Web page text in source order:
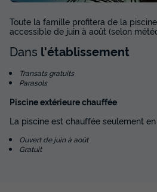
Voir les
Toute la famille profitera de la
accessible de juin à août (selon
Dans l'établissement
Transats gratuits
Parasols
Piscine extérieure chauffée
La piscine est chauffée seulement
Ouvert de juin à août
Gratuit